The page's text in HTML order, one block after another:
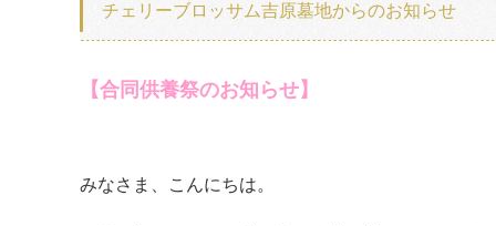
チェリーブロッサム吉原墓地からのお知らせ
【合同供養祭のお知らせ】
みなさま、こんにちは。